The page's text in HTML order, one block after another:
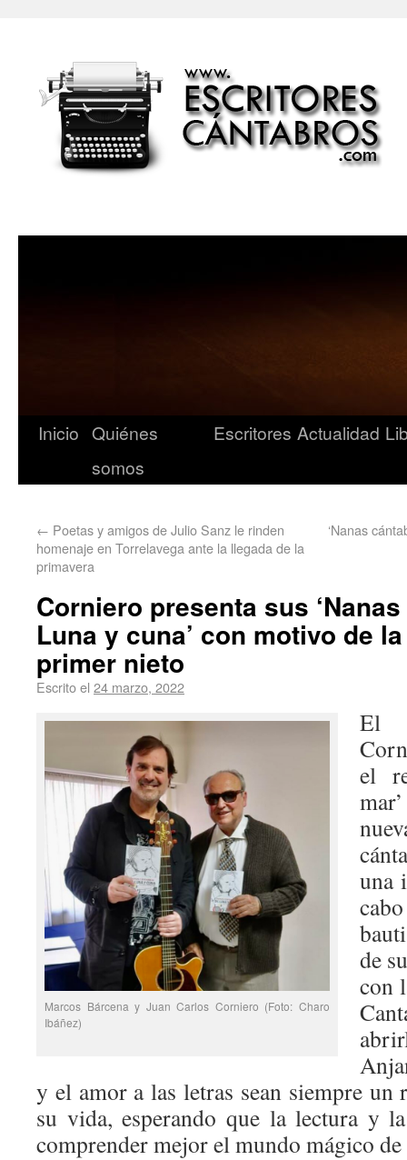
Inicio Quiénes
somos
Escritores Actualidad
← Poetas y amigos de Julio Sanz le rinden
homenaje en Torrelavega ante la llegada de la
primavera
‘Nanas
Corniero presenta sus
Luna y cuna’ con motivo de
primer nieto
Escrito el 24 marzo, 2022
Marcos Bárcena y Juan Carlos Corniero (Foto: Charo
Ibáñez)
El
el
una
de
con
y el amor a las letras sean siempre
su vida, esperando que la lectura y
comprender mejor el mundo mágico de